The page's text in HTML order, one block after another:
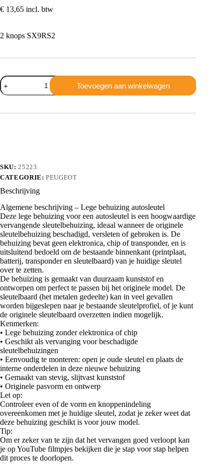
€ 13,65 incl. btw
2 knops SX9RS2
Peugeot
2
knops
aantal
Toevoegen aan winkelwagen
SKU:25223
CATEGORIE:PEUGEOT
Beschrijving
Algemene beschrijving – Lege behuizing autosleutel
Deze lege behuizing voor een autosleutel is een hoogwaardige
vervangende sleutelbehuizing, ideaal wanneer de originele
sleutelbehuizing beschadigd, versleten of gebroken is. De
behuizing bevat geen elektronica, chip of transponder, en is
uitsluitend bedoeld om de bestaande binnenkant (printplaat,
batterij, transponder en sleutelbaard) van je huidige sleutel
over te zetten.
De behuizing is gemaakt van duurzaam kunststof en
ontworpen om perfect te passen bij het originele model. De
sleutelbaard (het metalen gedeelte) kan in veel gevallen
worden bijgeslepen naar je bestaande sleutelprofiel, of je kunt
de originele sleutelbaard overzetten indien mogelijk.
Kenmerken:
• Lege behuizing zonder elektronica of chip
• Geschikt als vervanging voor beschadigde
sleutelbehuizingen
• Eenvoudig te monteren: open je oude sleutel en plaats de
interne onderdelen in deze nieuwe behuizing
• Gemaakt van stevig, slijtvast kunststof
• Originele pasvorm en ontwerp
Let op:
Controleer even of de vorm en knoppenindeling
overeenkomen met je huidige sleutel, zodat je zeker weet dat
deze behuizing geschikt is voor jouw model.
Tip:
Om er zeker van te zijn dat het vervangen goed verloopt kan
je op YouTube filmpjes bekijken die je stap voor stap helpen
dit proces te doorlopen.